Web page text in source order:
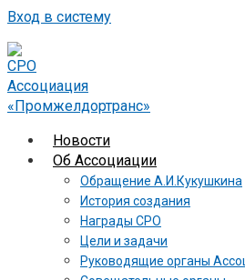
Вход в систему
Новости
Об Ассоциации
Обращение А.И.Кукушкина
История создания
Награды СРО
Цели и задачи
Руководящие органы